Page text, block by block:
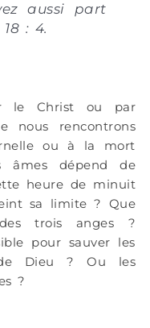
aussi part
: 4.
le Christ ou par
nous rencontrons
ou à la mort
âmes dépend de
heure de minuit
sa limite ? Que
trois anges ?
pour sauver les
Dieu ? Ou les
?